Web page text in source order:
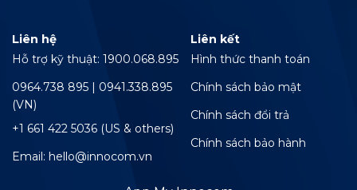
Liên hệ
Hỗ trợ kỹ thuật: 1900.068.895
0964.738 895 | 0941.338.895
(VN)
+1 661 422 5036 (US & others)
Email: hello@innocom.vn
Liên kết
Hình thức thanh toán
Chính sách bảo mật
Chính sách đổi trả
Chính sách bảo hành